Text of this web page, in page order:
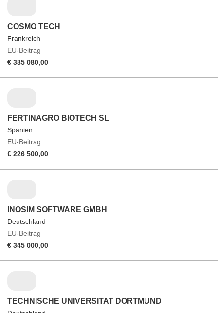
COSMO TECH
Frankreich
EU-Beitrag
€ 385 080,00
FERTINAGRO BIOTECH SL
Spanien
EU-Beitrag
€ 226 500,00
INOSIM SOFTWARE GMBH
Deutschland
EU-Beitrag
€ 345 000,00
TECHNISCHE UNIVERSITAT DORTMUND